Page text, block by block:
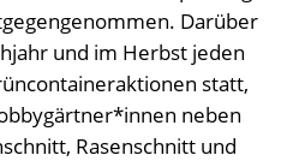
Darüber
und im Herbst jeden
statt,
neben
Rasenschnitt und